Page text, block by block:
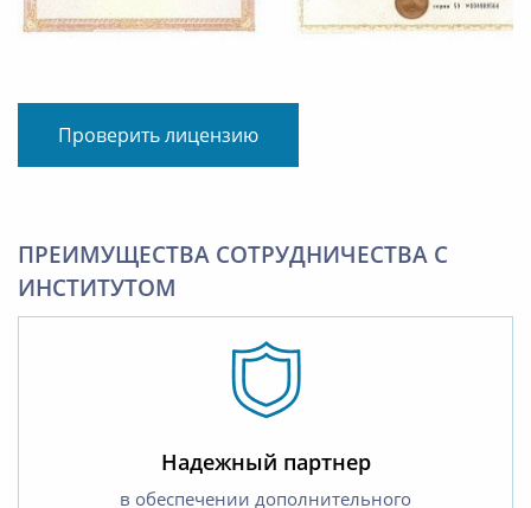
Проверить лицензию
ПРЕИМУЩЕСТВА СОТРУДНИЧЕСТВА С
ИНСТИТУТОМ
Надежный партнер
в обеспечении дополнительного